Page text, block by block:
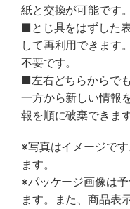
紙と交換が可能です。
■とじ具をはずした
して再利用できます
不要です。
■左右どちらからで
一方から新しい情報
報を順に破棄できます
※写真はイメージで
ます。
※パッケージ画像は
ます。また、商品表